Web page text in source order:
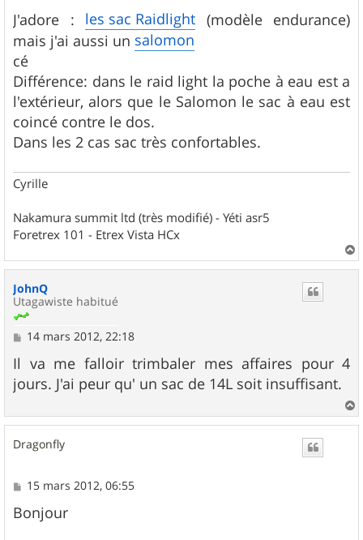
s
s
a
g
e
J'adore : les sac Raidlight (modèle endurance)
mais j'ai aussi un salomon
cé
Différence: dans le raid light la poche à eau est a
l'extérieur, alors que le Salomon le sac à eau est
coincé contre le dos.
Dans les 2 cas sac très confortables.
Cyrille
Nakamura summit ltd (très modifié) - Yéti asr5
Foretrex 101 - Etrex Vista HCx
a
JohnQ
Utagawiste habitué
M
a
e
14 mars 2012, 22:18
Il va me falloir trimbaler mes affaires pour 4
jours. J'ai peur qu' un sac de 14L soit insuffisant.
a
Dragonfly
M
s
s
15 mars 2012, 06:55
Bonjour